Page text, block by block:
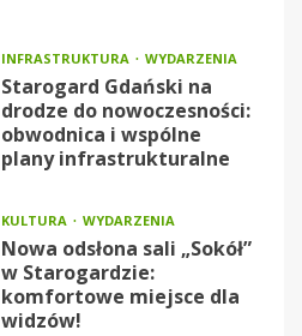
INFRASTRUKTURA WYDARZENIA
Starogard Gdański na
drodze do nowoczesności:
obwodnica i wspólne
plany infrastrukturalne
KULTURA WYDARZENIA
Nowa odsłona sali „Sokół”
w Starogardzie:
komfortowe miejsce dla
widzów!